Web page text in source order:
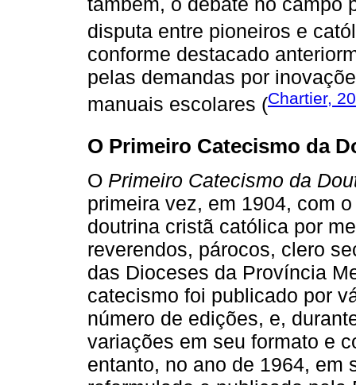
disputa entre pioneiros e
conforme destacado
pelas demandas por
manuais escolares (Chartier,
O Primeiro Catecismo da
O Primeiro Catecismo da
primeira vez, em 1904, com
doutrina cristã católica por
reverendos, párocos, clero
das Dioceses da Província
catecismo foi publicado por
número de edições, e,
variações em seu formato e
entanto, no ano de 1964, em